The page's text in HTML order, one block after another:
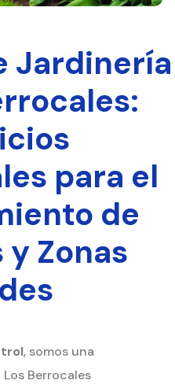
Jardinería
para el
de
Zonas
, somos una
Berrocales